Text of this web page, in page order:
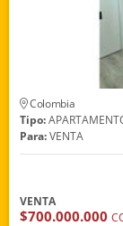
Colombia
Tipo:
Para:VENTA
VENTA
$700.000.000